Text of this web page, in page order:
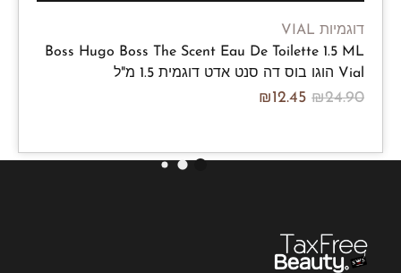
דוגמיות VIAL
Boss Hugo Boss The Scent Eau De Toilette 1.5 ML
Vial הוגו בוס דה סנט אדט דוגמית 1.5 מ"ל
₪24.90
₪12.45